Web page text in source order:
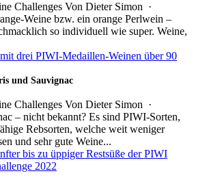
Challenges Von Dieter Simon ·
Weine bzw. ein orange Perlwein –
so individuell wie super. Weine,
drei PIWI-Medaillen-Weinen über 90
und Sauvignac
Challenges Von Dieter Simon ·
– nicht bekannt? Es sind PIWI-Sorten,
Rebsorten, welche weit weniger
und sehr gute Weine...
bis zu üppiger Restsüße der PIWI
2022